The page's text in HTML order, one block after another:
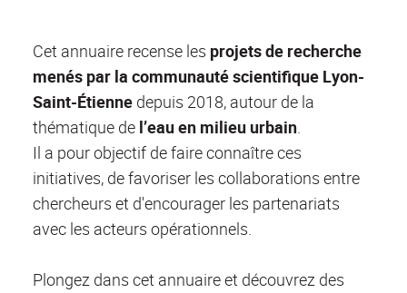
Cet annuaire recense les projets de recherche
menés par la communauté scientifique Lyon-
Saint-Étienne depuis 2018, autour de la
thématique de l’eau en milieu urbain.
Il a pour objectif de faire connaître ces
initiatives, de favoriser les collaborations entre
chercheurs et d'encourager les partenariats
avec les acteurs opérationnels.
Plongez dans cet annuaire et découvrez des